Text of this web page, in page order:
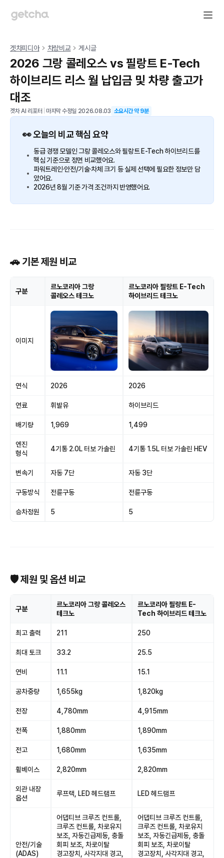
겟차피디아 차량비교 게시글
2026 그랑 콜레오스 vs 필랑트 E-Tech
하이브리드 리스 월 납입금 및 차량 출고가
대조
겟차 AI 리포터 마지막 수정일 2026.08.03 소요시간 약9분
👀 오늘의 비교 핵심 요약
동급 경쟁 모델인 그랑 콜레오스와 필랑트 E-Tech 하이브리드를
핵심 기준으로 정면 비교했어요.
파워트레인·안전/기술·차체 크기 등 실제 선택에 필요한 정보만 담
았어요.
2026년 8월 기준 가격 조건까지 반영했어요.
🚗 기본 제원 비교
구분
르노코리아 그랑
콜레오스 테크노
르노코리아 필랑트 E-Tech
하이브리드 테크노
이미지
연식 2026 2026
연료 휘발유 하이브리드
배기량 1,969 1,499
엔진
형식
4기통 2.0L 터보 가솔린 4기통 1.5L 터보 가솔린 HEV
변속기 자동 7단 자동 3단
구동방식 전륜구동 전륜구동
승차정원 5 5
🛡 제원 및 옵션 비교
구분
르노코리아 그랑 콜레오스
테크노
르노코리아 필랑트 E-
Tech 하이브리드 테크노
최고 출력 211 250
최대 토크 33.2 25.5
연비 11.1 15.1
공차중량 1,655kg 1,820kg
전장 4,780mm 4,915mm
전폭 1,880mm 1,890mm
전고 1,680mm 1,635mm
휠베이스 2,820mm 2,820mm
외관 내장
옵션
루프랙, LED 헤드램프 LED 헤드램프
안전/기술
(ADAS)
어댑티브 크루즈 컨트롤,
크루즈 컨트롤, 차로유지
보조, 자동긴급제동, 충돌
회피 보조, 차로이탈
경고장치, 사각지대 경고,
어댑티브 크루즈 컨트롤,
크루즈 컨트롤, 차로유지
보조, 자동긴급제동, 충돌
회피 보조, 차로이탈
경고장치, 사각지대 경고,